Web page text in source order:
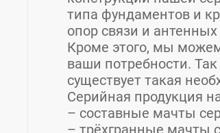
типа фундаментов и
опор связи и
Кроме этого, мы
ваши потребности.
существует такая
Серийная продукция
– составные мачты
– трёхгранные мачты